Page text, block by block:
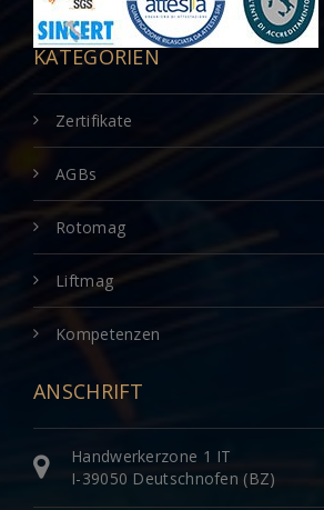
KATEGORIEN
Zertifikate
AGBs
Rotomag
Liftmag
Kompetenzen
ANSCHRIFT
Handwerkerzone 1 IT
I-39050 Deutschnofen (BZ)